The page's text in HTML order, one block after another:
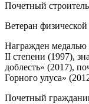
Почетный
Ветеран
Награжден медалью
II степени (1997),
доблесть» (2017),
Горного улуса»
Почетный